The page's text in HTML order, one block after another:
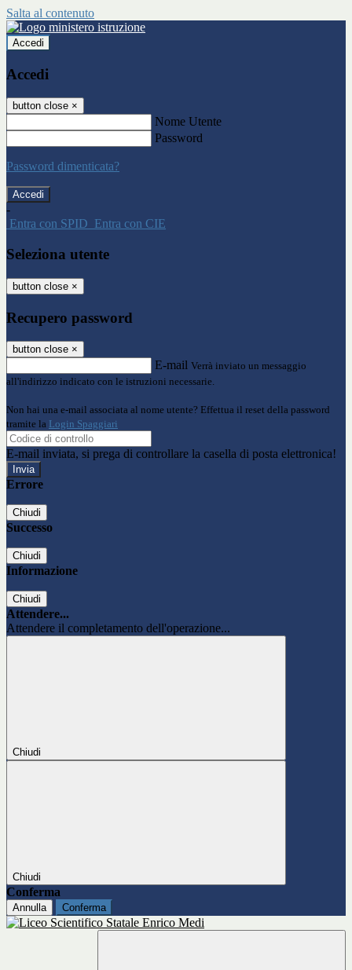
Salta al contenuto
Accedi
Accedi
button close ×
Nome Utente
Password
Password dimenticata?
-
Entra con SPID Entra con CIE
Seleziona utente
button close ×
Recupero password
button close ×
E-mail Verrà inviato un messaggio
all'indirizzo indicato con le istruzioni necessarie.
Non hai una e-mail associata al nome utente? Effettua il reset della password
tramite la Login Spaggiari
E-mail inviata, si prega di controllare la casella di posta elettronica!
Errore
Chiudi
Successo
Chiudi
Informazione
Chiudi
Attendere...
Attendere il completamento dell'operazione...
Chiudi
Chiudi
Conferma
Annulla Conferma